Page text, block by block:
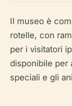
Il museo è
rotelle, con
per i visitatori
disponibile per
speciali e gli